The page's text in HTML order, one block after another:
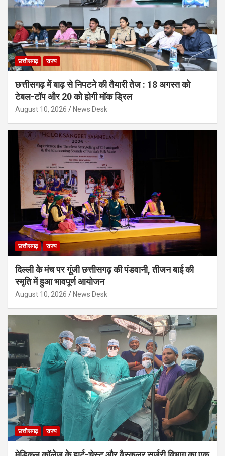
छत्तीसगढ़ राज्य
छत्तीसगढ़ में बाढ़ से निपटने की तैयारी तेज : 18 अगस्त को
टेबल-टॉप और 20 को होगी मॉक ड्रिल
August 10, 2026 News Desk
छत्तीसगढ़ राज्य
दिल्ली के मंच पर गूंजी छत्तीसगढ़ की पंडवानी, तीजन बाई की
स्मृति में हुआ भावपूर्ण आयोजन
August 10, 2026 News Desk
छत्तीसगढ़ राज्य